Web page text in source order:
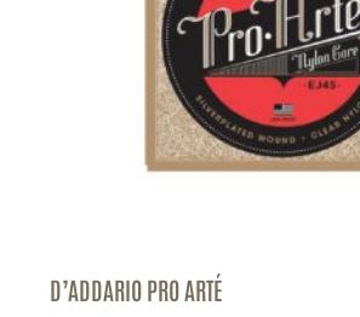
D’ADDARIO PRO ARTÉ